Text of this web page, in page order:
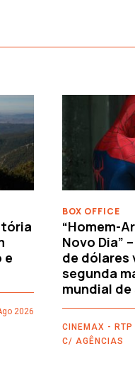
e
2026
BOX OFFICE
“Homem-
Novo Dia”
de dólares
segunda
mundial de
CINEMAX - RTP
C/ AGÊNCIAS